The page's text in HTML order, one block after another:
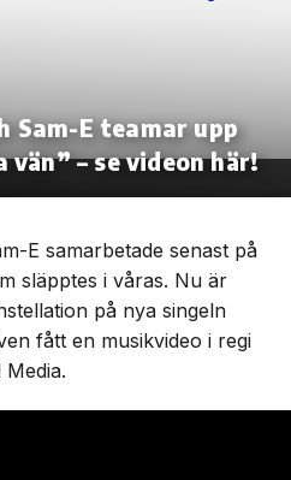
Sam-E teamar upp
– se videon här!
E samarbetade senast på
släpptes i våras. Nu är
på nya singeln
fått en musikvideo i regi